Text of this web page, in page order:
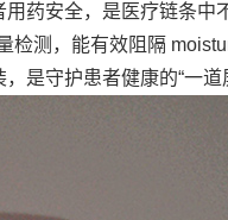
药安全，是医疗链条中
测，能有效阻隔
是守护患者健康的“一道